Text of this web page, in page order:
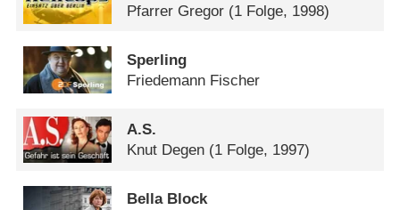
Pfarrer Gregor (1 Folge, 1998)
Sperling
Friedemann Fischer
A.S.
Knut Degen (1 Folge, 1997)
Bella Block